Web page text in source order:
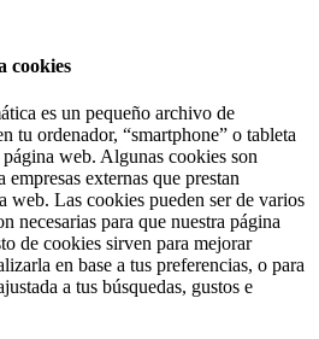
cookies
es un pequeño archivo de
tu ordenador, “smartphone” o tableta
web. Algunas cookies son
empresas externas que prestan
web. Las cookies pueden ser de varios
necesarias para que nuestra página
de cookies sirven para mejorar
en base a tus preferencias, o para
a tus búsquedas, gustos e